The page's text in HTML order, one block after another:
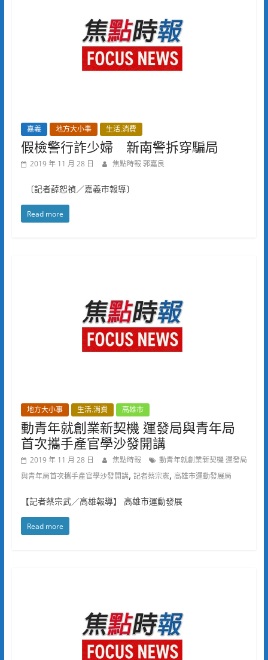
嘉義 地方大小事 生活.消費
假檢警行詐少婦 新南警拆穿騙局
2019 年 11 月 28 日 焦點時報 郭嘉良
〔記者薛恕禎／嘉義市報導〕
Read more
地方大小事 生活.消費 高雄市
動青年就創業新契機 運發局與青年局
首次攜手產官學沙發開講
2019 年 11 月 28 日 焦點時報
動青年就創業新契機 運發局
與青年局首次攜手產官學沙發開講, 記者蔡宗憲, 高雄市運動發展局
【記者蔡宗武／高雄報導】 高雄市運動發展
Read more